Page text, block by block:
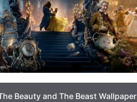
Beauty and The Beast Wallpaper